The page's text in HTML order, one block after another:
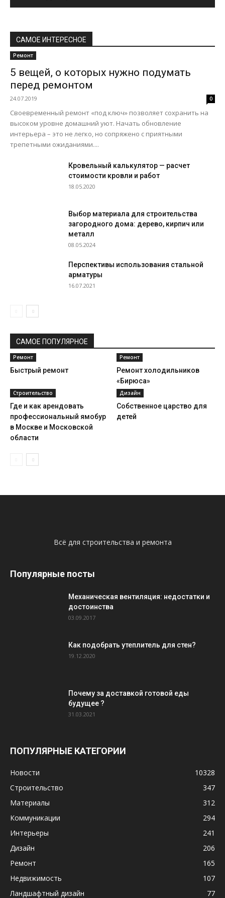
САМОЕ ИНТЕРЕСНОЕ
Ремонт
5 вещей, о которых нужно подумать
перед ремонтом
24.07.2019 0
Своевременный ремонт «под ключ» позволяет сохранить на
высоком уровне домашний уют. Начать обновление
интерьера – это не легко, но сопряжено с приятными
трепетными ожиданиями....
Кровельный калькулятор — расчет
стоимости кровли и работ
18.05.2020
Выбор материала для строительства
загородного дома: дерево, кирпич или
металл
08.05.2024
Перспективы использования стальной
арматуры
16.07.2021
САМОЕ ПОПУЛЯРНОЕ
Ремонт
Быстрый ремонт
Ремонт
Ремонт холодильников
«Бирюса»
Строительство
Где и как арендовать
профессиональный ямобур
в Москве и Московской
области
Дизайн
Собственное царство для
детей
Всё для строительства и ремонта
Популярные посты
Механическая вентиляция: недостатки и
достоинства
03.09.2017
Как подобрать утеплитель для стен?
19.12.2020
Почему за доставкой готовой еды
будущее ?
31.03.2021
ПОПУЛЯРНЫЕ КАТЕГОРИИ
Новости
10328
Строительство
347
Материалы
312
Коммуникации
294
Интерьеры
241
Дизайн
206
Ремонт
165
Недвижимость
107
Ландшафтный дизайн
77